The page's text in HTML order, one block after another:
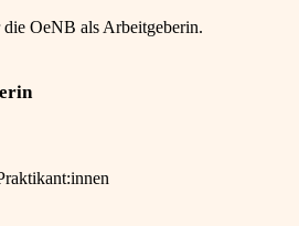
OeNB als Arbeitgeberin.